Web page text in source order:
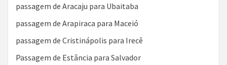
passagem de Aracaju para Ubaitaba
passagem de Arapiraca para Maceió
passagem de Cristinápolis para Irecê
Passagem de Estância para Salvador